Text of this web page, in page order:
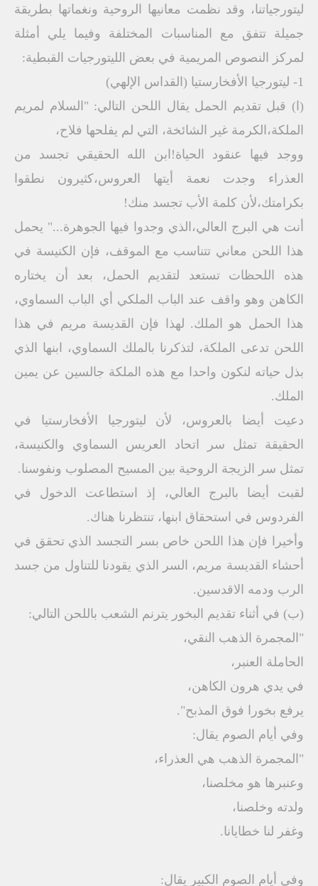
ليتورجياتنا، وقد نظمت معانيها الروحية ونغماتها بطريقة
جميلة تتفق مع المناسبات المختلفة وفيما يلي أمثلة
لمركز النصوص المريمية في بعض الليتورجيات القبطية:
1- ليتورجيا الأفخارستيا (القداس الإلهي)
(ا) قبل تقديم الحمل يقال اللحن التالي: "السلام لمريم
الملكة،الكرمة غير الشائخة، التي لم يفلحها فلاح،
ووجد فيها عنقود الحياة!ابن الله الحقيقي تجسد من
العذراء وجدت نعمة أيتها العروس،كثيرون نطقوا
بكرامتك،لأن كلمة الأب تجسد منك!
أنت هي البرج العالي،الذي وجدوا فيها الجوهرة..." يحمل
هذا اللحن معاني تتناسب مع الموقف، فإن الكنيسة في
هذه اللحظات تستعد لتقديم الحمل، بعد أن يختاره
الكاهن وهو واقف عند الباب الملكي أي الباب السماوي،
هذا الحمل هو الملك. لهذا فإن القديسة مريم في هذا
اللحن تدعى الملكة، لتذكرنا بالملك السماوي، ابنها الذي
بذل حياته لنكون واحدا مع هذه الملكة جالسين عن يمين
الملك.
دعيت أيضا بالعروس، لأن ليتورجيا الأفخارستيا في
الحقيقة تمثل سر اتحاد العريس السماوي والكنيسة،
تمثل سر الزيجة الروحية بين المسيح المصلوب ونفوسنا.
لقبت أيضا بالبرج العالي، إذ استطاعت الدخول في
الفردوس في استحقاق ابنها، تنتظرنا هناك.
وأخيرا فإن هذا اللحن خاص بسر التجسد الذي تحقق في
أحشاء القديسة مريم، السر الذي يقودنا للتناول من جسد
الرب ودمه الاقدسين.
(ب) في أثناء تقديم البخور يترنم الشعب باللحن التالي:
"المجمرة الذهب النقي،
الحاملة العنبر،
في يدي هرون الكاهن،
يرفع بخورا فوق المذبح".
وفي أيام الصوم يقال:
"المجمرة الذهب هي العذراء،
وعنبرها هو مخلصنا،
ولدته وخلصنا،
وغفر لنا خطايانا.
وفي أيام الصوم الكبير يقال: